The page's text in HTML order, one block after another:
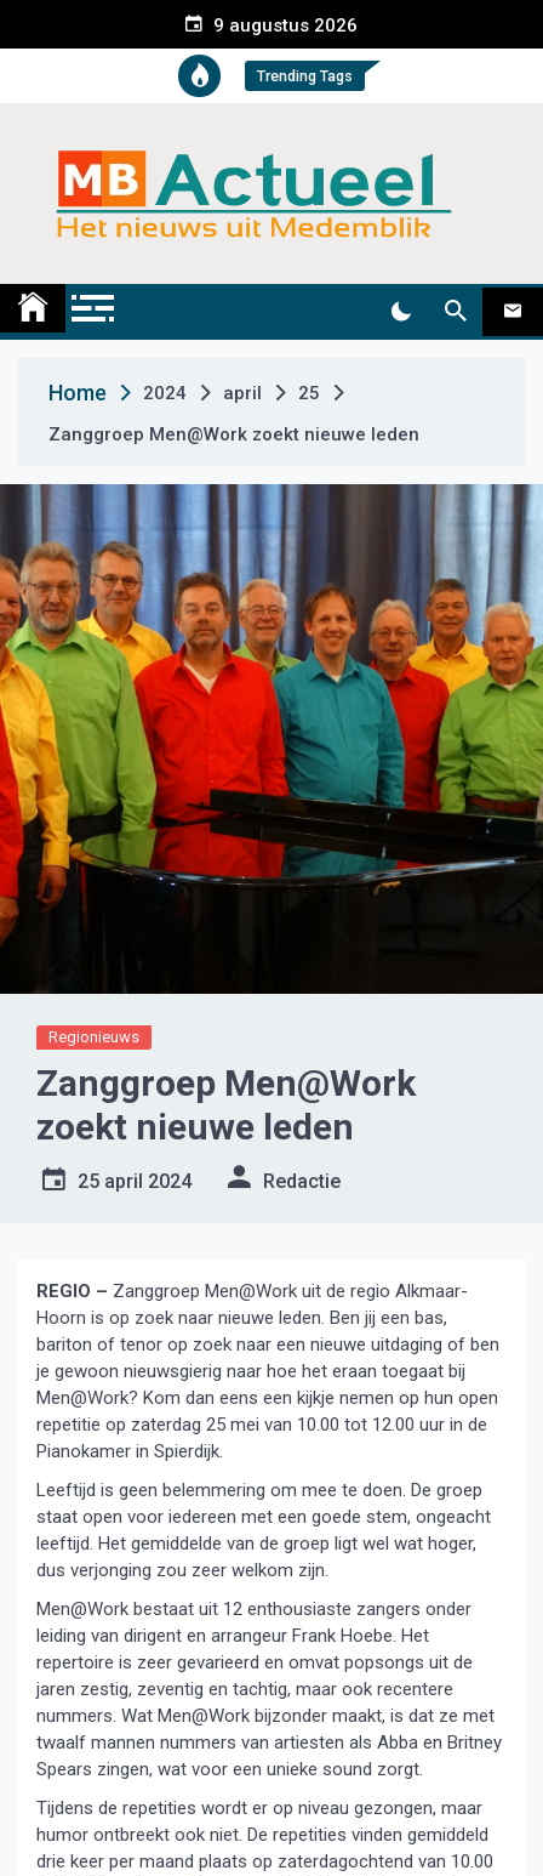
e
t
9 augustus 2026
Trending Tags
Medemblik Actueel
Home 2024 april
25
Zanggroep Men@Work zoekt nieuwe leden
Regionieuws
Zanggroep Men@Work
zoekt nieuwe leden
25 april 2024 Redactie
REGIO – Zanggroep Men@Work uit de regio Alkmaar-
Hoorn is op zoek naar nieuwe leden. Ben jij een bas,
bariton of tenor op zoek naar een nieuwe uitdaging of ben
je gewoon nieuwsgierig naar hoe het eraan toegaat bij
Men@Work? Kom dan eens een kijkje nemen op hun open
repetitie op zaterdag 25 mei van 10.00 tot 12.00 uur in de
Pianokamer in Spierdijk.
Leeftijd is geen belemmering om mee te doen. De groep
staat open voor iedereen met een goede stem, ongeacht
leeftijd. Het gemiddelde van de groep ligt wel wat hoger,
dus verjonging zou zeer welkom zijn.
Men@Work bestaat uit 12 enthousiaste zangers onder
leiding van dirigent en arrangeur Frank Hoebe. Het
repertoire is zeer gevarieerd en omvat popsongs uit de
jaren zestig, zeventig en tachtig, maar ook recentere
nummers. Wat Men@Work bijzonder maakt, is dat ze met
twaalf mannen nummers van artiesten als Abba en Britney
Spears zingen, wat voor een unieke sound zorgt.
Tijdens de repetities wordt er op niveau gezongen, maar
humor ontbreekt ook niet. De repetities vinden gemiddeld
drie keer per maand plaats op zaterdagochtend van 10.00